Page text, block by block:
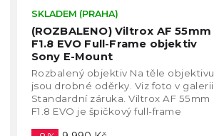
Průměrné
hodnocení
produktu
hvězdiček.
(ROZBALENO) Viltrox AF 55mm
F1.8 EVO Full-Frame objektiv
Sony E-Mount
SKLADEM (PRAHA)
Rozbalený objektiv Na těle objektivu
jsou drobné oděrky. Viz foto v galerii.
Standardní záruka. Viltrox AF 55mm
F1.8 EVO je špičkový full-frame